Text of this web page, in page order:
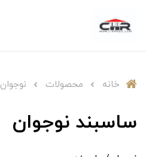
خانه محصولات نوجوان
ساسبند نوجوان